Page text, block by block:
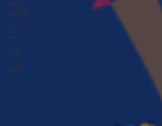
JPA会
員限定
セミナ
ー
書籍
講座